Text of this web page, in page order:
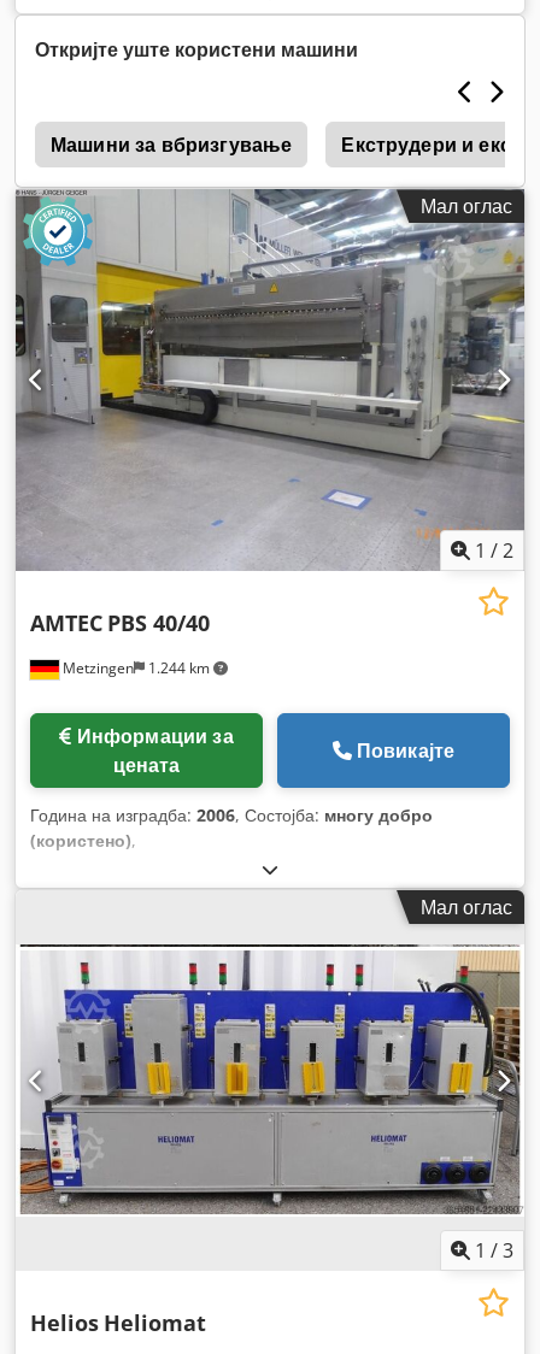
Откријте уште користени машини
Машини за вбризгување Екструдери и
Мал оглас
1 /2
Metzingen 1.244 km
AMTEC PBS 40/40
цената
Повикајте
Година на изградба: 2006, Состојба: многу добро
(користено),
Мал оглас
1 /3
Helios Heliomat